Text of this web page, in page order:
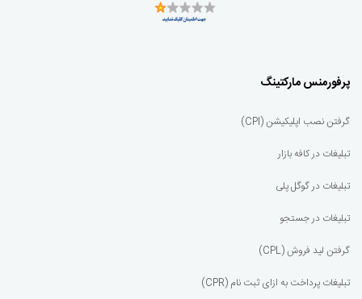
پرفورمنس مارکتینگ
گرفتن نصب اپلیکیشن (CPI)
تبلیغات در کافه بازار
تبلیغات در گوگل پلی
تبلیغات در جستجو
گرفتن لید فروش (CPL)
تبلیغات پرداخت به ازای ثبت نام (CPR)